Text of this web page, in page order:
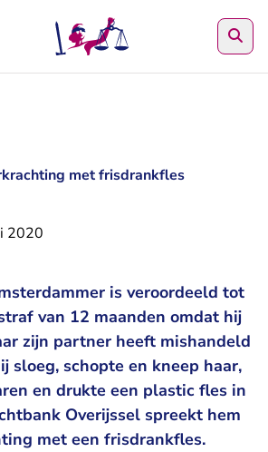
met frisdrankfles
2020
is veroordeeld tot
van 12 maanden omdat hij
zijn partner heeft mishandeld
sloeg, schopte en kneep haar,
en drukte een plastic fles in
Overijssel spreekt hem
met een frisdrankfles.